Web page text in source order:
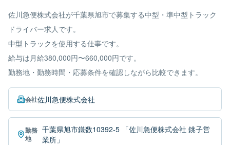
佐川急便株式会社が千葉県旭市で募集する中型・準中型トラック
ドライバー求人です。
中型トラックを使用する仕事です。
給与は月給380,000円〜660,000円です。
勤務地・勤務時間・応募条件を確認しながら比較できます。
会社佐川急便株式会社
勤務
地
千葉県旭市鎌数10392-5 「佐川急便株式会社 銚子営
業所」